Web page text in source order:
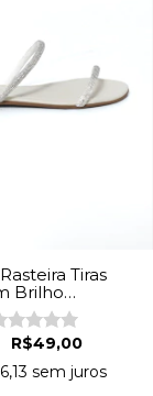
Tiras
Brilho
Off White
R$49,00
sem juros